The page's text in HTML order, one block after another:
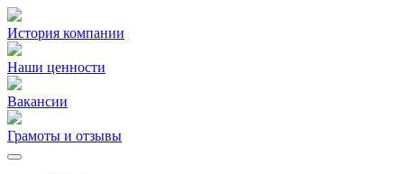
История компании
Наши ценности
Вакансии
Грамоты и отзывы